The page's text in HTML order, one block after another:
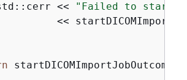
<<
"Failed to start
<<
startDICOMImportJobOutcome.